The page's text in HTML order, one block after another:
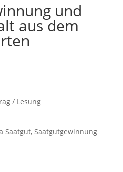
und
aus dem
/ Lesung
Saatgut, Saatgutgewinnung